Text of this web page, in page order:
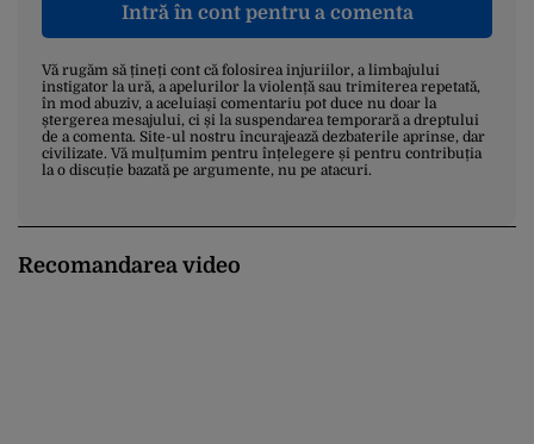
Intră în cont pentru a comenta
Vă rugăm să țineți cont că folosirea injuriilor, a limbajului
instigator la ură, a apelurilor la violență sau trimiterea repetată,
în mod abuziv, a aceluiași comentariu pot duce nu doar la
ștergerea mesajului, ci și la suspendarea temporară a dreptului
de a comenta. Site-ul nostru încurajează dezbaterile aprinse, dar
civilizate. Vă mulțumim pentru înțelegere și pentru contribuția
la o discuție bazată pe argumente, nu pe atacuri.
Recomandarea video